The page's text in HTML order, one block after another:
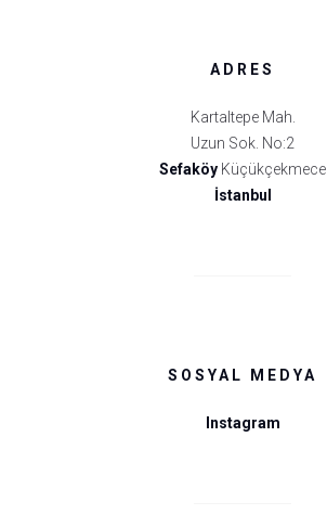
ADRES
Kartaltepe Mah.
Uzun Sok. No:2
Sefaköy Küçükçekmece
İstanbul
SOSYAL MEDYA
Instagram